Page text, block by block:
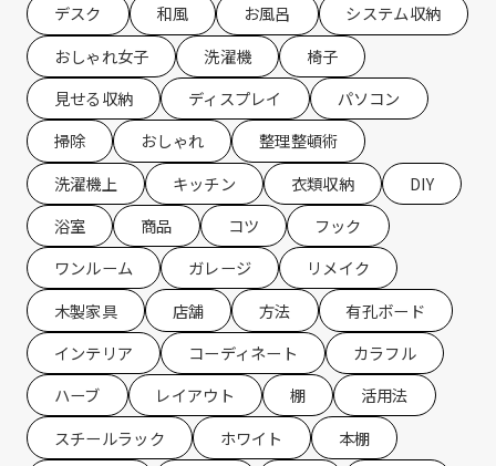
デスク
和風 お風呂
システム収納
おしゃれ女子
洗濯機
椅子
見せる収納
ディスプレイ
パソコン
掃除
おしゃれ
整理整頓術
洗濯機上
キッチン 衣類収納
DIY
浴室
商品 コツ
フック
ワンルーム
ガレージ
リメイク
木製家具
店舗 方法
有孔ボード
インテリア
コーディネート
カラフル
ハーブ
レイアウト 棚
活用法
スチールラック
ホワイト
本棚